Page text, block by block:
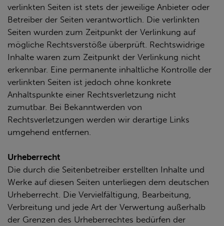
verlinkten Seiten ist stets der jeweilige Anbieter oder
Betreiber der Seiten verantwortlich. Die verlinkten
Seiten wurden zum Zeitpunkt der Verlinkung auf
mögliche Rechtsverstöße überprüft. Rechtswidrige
Inhalte waren zum Zeitpunkt der Verlinkung nicht
erkennbar. Eine permanente inhaltliche Kontrolle der
verlinkten Seiten ist jedoch ohne konkrete
Anhaltspunkte einer Rechtsverletzung nicht
zumutbar. Bei Bekanntwerden von
Rechtsverletzungen werden wir derartige Links
umgehend entfernen.
Urheberrecht
Die durch die Seitenbetreiber erstellten Inhalte und
Werke auf diesen Seiten unterliegen dem deutschen
Urheberrecht. Die Vervielfältigung, Bearbeitung,
Verbreitung und jede Art der Verwertung außerhalb
der Grenzen des Urheberrechtes bedürfen der